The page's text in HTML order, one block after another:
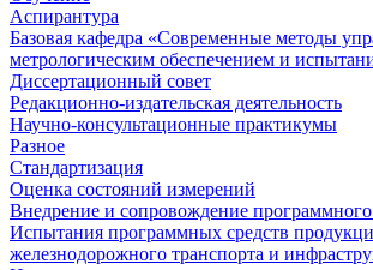
Аспирантура
Базовая кафедра «Современные методы
метрологическим обеспечением и
Диссертационный совет
Редакционно-издательская деятельность
Научно-консультационные практикумы
Разное
Стандартизация
Оценка состояний измерений
Внедрение и сопровождение программного
Испытания программных средств
железнодорожного транспорта и